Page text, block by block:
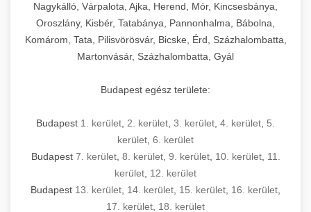
Nagykálló, Várpalota, Ajka, Herend, Mór, Kincsesbánya,
Oroszlány, Kisbér, Tatabánya, Pannonhalma, Bábolna,
Komárom, Tata, Pilisvörösvár, Bicske, Érd, Százhalombatta,
Martonvásár, Százhalombatta, Gyál
Budapest egész területe:
Budapest 1. kerület 2. kerület 3. kerület 4. kerület 5.
kerület 6. kerület
Budapest 7. kerület, 8. kerület, 9. kerület, 10. kerület, 11.
kerület 12. kerület
Budapest 13. kerület 14. kerület 15. kerület 16. kerület
17. kerület 18. kerület